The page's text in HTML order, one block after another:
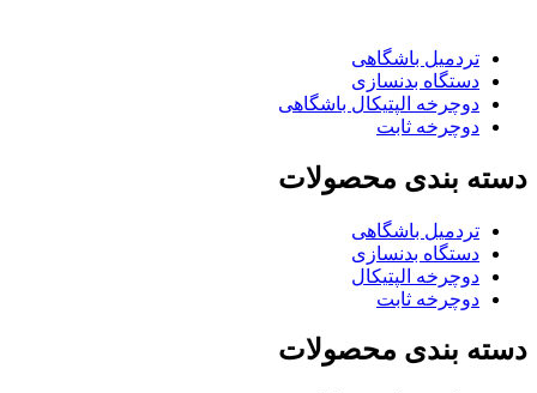
تردمیل باشگاهی
دستگاه بدنسازی
دوچرخه الپتیکال باشگاهی
دوچرخه ثابت
دسته بندی محصولات
تردمیل باشگاهی
دستگاه بدنسازی
دوچرخه الپتیکال
دوچرخه ثابت
دسته بندی محصولات